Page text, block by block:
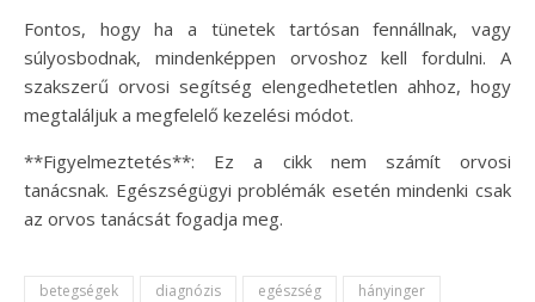
Fontos, hogy ha a tünetek tartósan fennállnak, vagy
súlyosbodnak, mindenképpen orvoshoz kell fordulni. A
szakszerű orvosi segítség elengedhetetlen ahhoz, hogy
megtaláljuk a megfelelő kezelési módot.
**Figyelmeztetés**: Ez a cikk nem számít orvosi
tanácsnak. Egészségügyi problémák esetén mindenki csak
az orvos tanácsát fogadja meg.
betegségek diagnózis egészség
hányinger